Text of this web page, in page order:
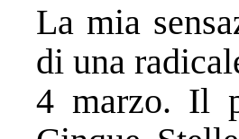
La mia
di una
4 marzo. Il